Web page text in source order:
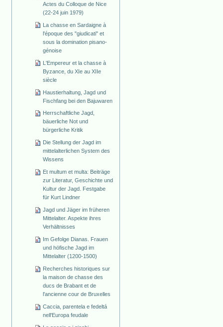
Actes du Colloque de Nice
(22-24 juin 1979)
La chasse en Sardaigne à
l'époque des "giudicati" et
sous la domination pisano-
génoise
L'Empereur et la chasse à
Byzance, du XIe au XIIe
siècle
Haustierhaltung, Jagd und
Fischfang bei den Bajuwaren
Herrschaftliche Jagd,
bäuerliche Not und
bürgerliche Kritik
Die Stellung der Jagd im
mittelalterlichen System des
Wissens
Et multum et multa: Beiträge
zur Literatur, Geschichte und
Kultur der Jagd. Festgabe
für Kurt Lindner
Jagd und Jäger im früheren
Mittelalter. Aspekte ihres
Verhältnisses
Im Gefolge Dianas. Frauen
und höfische Jagd im
Mittelalter (1200-1500)
Recherches historiques sur
la maison de chasse des
ducs de Brabant et de
l'ancienne cour de Bruxelles
Caccia, parentela e fedeltá
nell'Europa feudale